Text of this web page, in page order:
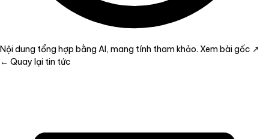
Nội dung tổng hợp bằng AI, mang tính tham khảo. Xem bài gốc ↗
← Quay lại tin tức